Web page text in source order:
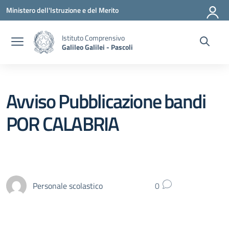
Vai ai contenuti
Vai al menu di navigazione
Vai al footer
Ministero dell'Istruzione e del Merito
Istituto Comprensivo
Galileo Galilei - Pascoli
Avviso Pubblicazione bandi
POR CALABRIA
Personale scolastico 0